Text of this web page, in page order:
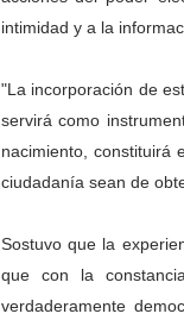
intimidad y a la
"La incorporación de
servirá como
nacimiento, constituirá
ciudadanía sean de
Sostuvo que la
que con la
verdaderamente